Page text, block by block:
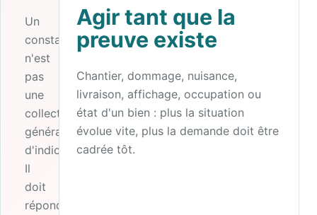
Un
constat
n'est
pas
une
collecte
générale
d'indices.
Il
doit
répondre
Agir tant que la
preuve existe
Chantier, dommage, nuisance,
livraison, affichage, occupation ou
état d'un bien : plus la situation
évolue vite, plus la demande doit être
cadrée tôt.